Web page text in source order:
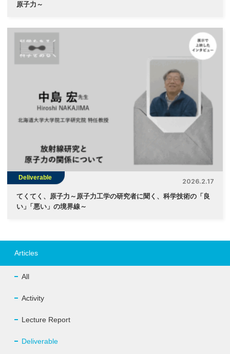
原子力～
Deliverable
2026.2.17
てくてく、原子力～原子力工学の研究者に聞く、科学技術の「良
い」 「悪い」の境界線～
Articles
All
Activity
Lecture Report
Deliverable